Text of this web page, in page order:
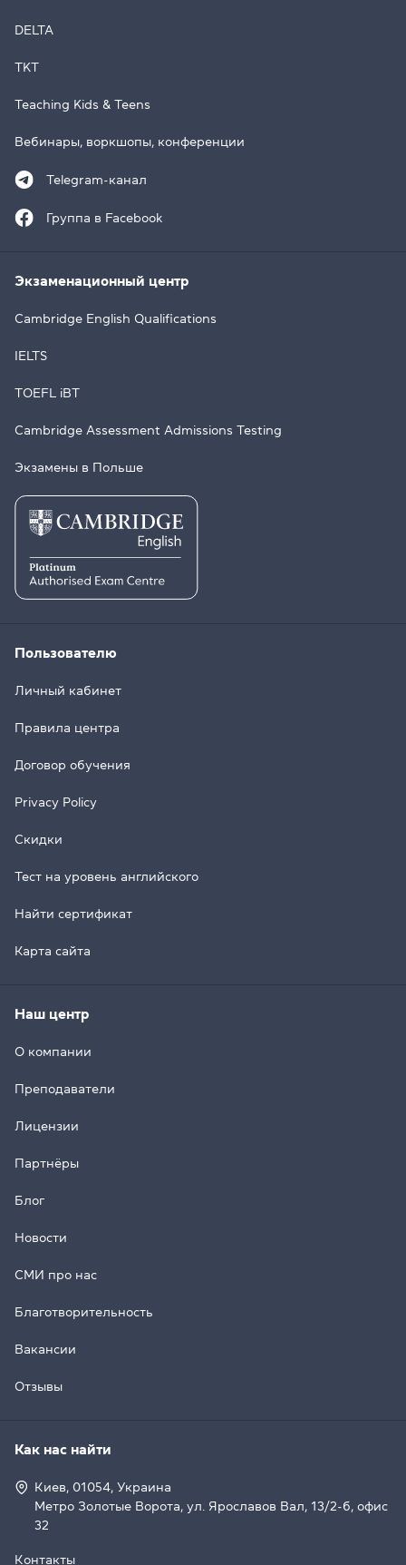
DELTA
TKT
Teaching Kids & Teens
Вебинары, воркшопы, конференции
Telegram-канал
Группа в Facebook
Экзаменационный центр
Cambridge English Qualifications
IELTS
TOEFL iBT
Cambridge Assessment Admissions Testing
Экзамены в Польше
Пользователю
Личный кабинет
Правила центра
Договор обучения
Privacy Policy
Скидки
Тест на уровень английского
Найти сертификат
Карта сайта
Наш центр
О компании
Преподаватели
Лицензии
Партнёры
Блог
Новости
СМИ про нас
Благотворительность
Вакансии
Отзывы
Как нас найти
Киев, 01054, Украина
Метро Золотые Ворота, ул. Ярославов Вал, 13/2-б, офис
32
Контакты